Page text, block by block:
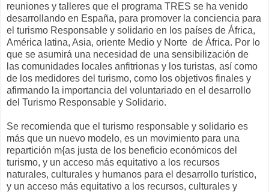
reuniones y talleres que el programa TRES se ha venido
desarrollando en España, para promover la conciencia para
el turismo Responsable y solidario en los países de África,
América latina, Asia, oriente Medio y Norte de África. Por lo
que se asumirá una necesidad de una sensibilización de
las comunidades locales anfitrionas y los turistas, así como
de los medidores del turismo, como los objetivos finales y
afirmando la importancia del voluntariado en el desarrollo
del Turismo Responsable y Solidario.
Se recomienda que el turismo responsable y solidario es
más que un nuevo modelo, es un movimiento para una
repartición m{as justa de los beneficio económicos del
turismo, y un acceso más equitativo a los recursos
naturales, culturales y humanos para el desarrollo turístico,
y un acceso más equitativo a los recursos, culturales y